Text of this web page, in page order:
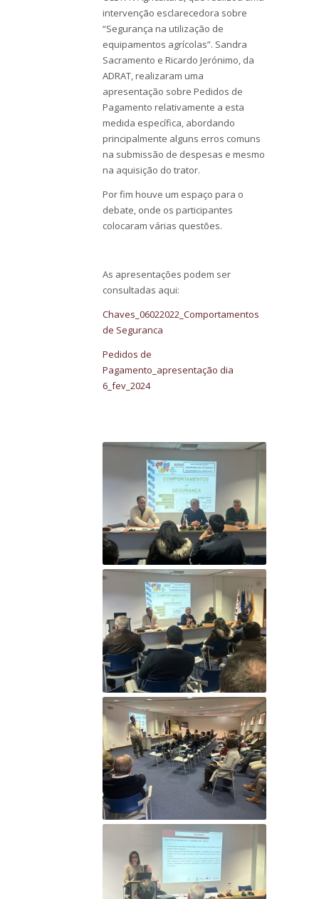
intervenção esclarecedora sobre
“Segurança na utilização de
equipamentos agrícolas”. Sandra
Sacramento e Ricardo Jerónimo, da
ADRAT, realizaram uma
apresentação sobre Pedidos de
Pagamento relativamente a esta
medida específica, abordando
principalmente alguns erros comuns
na submissão de despesas e mesmo
na aquisição do trator.
Por fim houve um espaço para o
debate, onde os participantes
colocaram várias questões.
As apresentações podem ser
consultadas aqui:
Chaves_06022022_Comportamentos
de Seguranca
Pedidos de
Pagamento_apresentação dia
6_fev_2024